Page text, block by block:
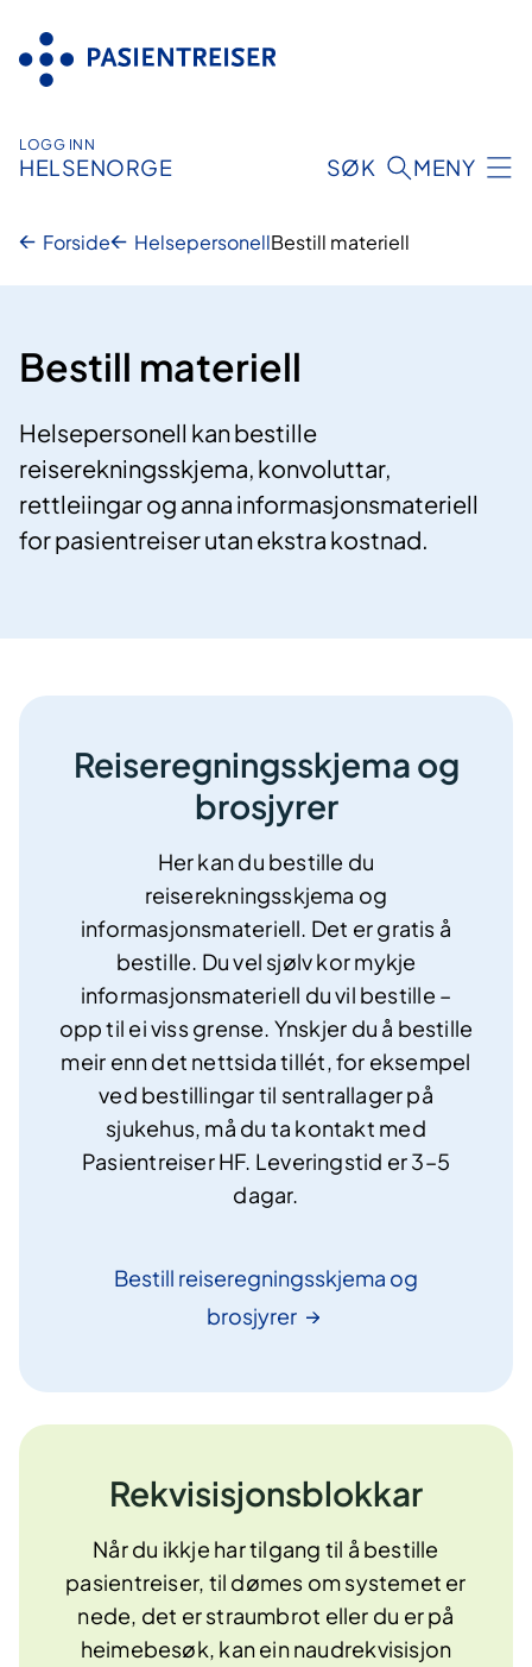
innhold
LOGG INN
HELSENORGE SØK MENY
Forside HelsepersonellBestill materiell
Bestill materiell
Helsepersonell kan bestille
reiserekningsskjema, konvoluttar,
rettleiingar og anna informasjonsmateriell
for pasientreiser utan ekstra kostnad.
Reiseregningsskjema og
brosjyrer
Her kan du bestille du
reiserekningsskjema og
informasjonsmateriell. Det er gratis å
bestille. Du vel sjølv kor mykje
informasjonsmateriell du vil bestille –
opp til ei viss grense. Ynskjer du å bestille
meir enn det nettsida tillét, for eksempel
ved bestillingar til sentrallager på
sjukehus, må du ta kontakt med
Pasientreiser HF. Leveringstid er 3–5
dagar.
Bestill reiseregningsskjema og
brosjyrer
Rekvisisjonsblokkar
Når du ikkje har tilgang til å bestille
pasientreiser, til dømes om systemet er
nede, det er straumbrot eller du er på
heimebesøk, kan ein naudrekvisisjon